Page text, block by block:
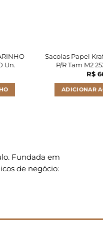
Un.
Sacolas Papel
P/R Tam M2
R$
ADICIONAR
Fundada em
de negócio: